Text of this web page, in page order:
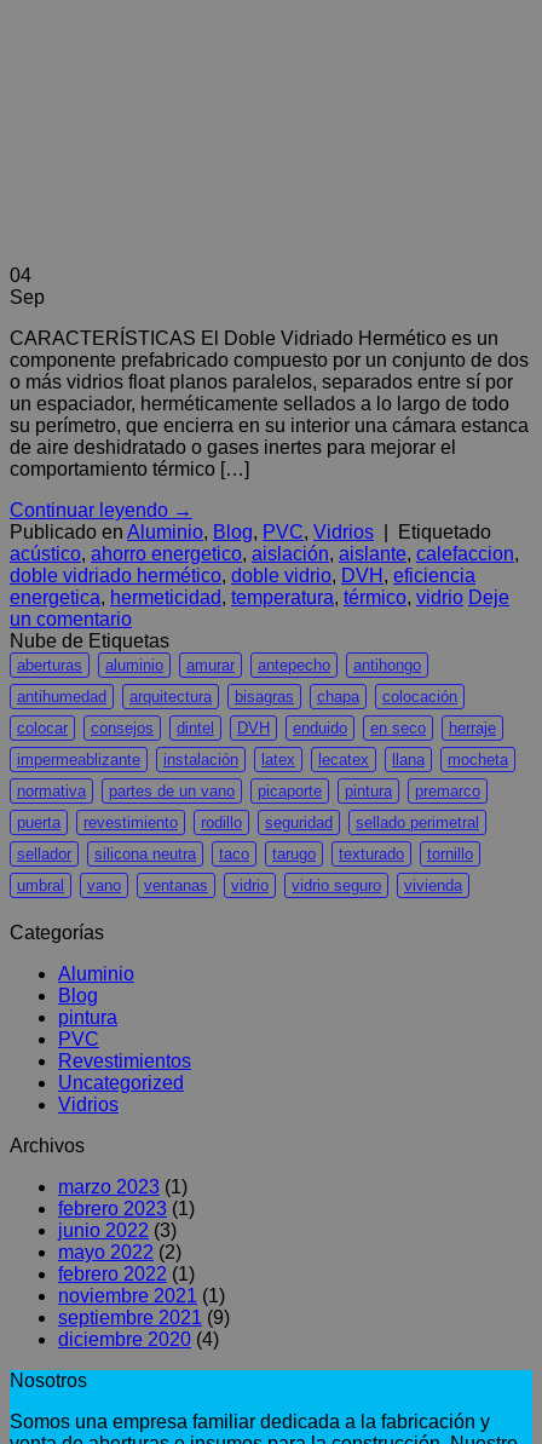
04
Sep
CARACTERÍSTICAS El Doble Vidriado Hermético es un
componente prefabricado compuesto por un conjunto de dos
o más vidrios float planos paralelos, separados entre sí por
un espaciador, herméticamente sellados a lo largo de todo
su perímetro, que encierra en su interior una cámara estanca
de aire deshidratado o gases inertes para mejorar el
comportamiento térmico […]
Continuar leyendo →
Publicado en Aluminio, Blog, PVC, Vidrios
Etiquetado
acústico, ahorro energetico, aislación, aislante, calefaccion,
doble vidriado hermético, doble vidrio, DVH , eficiencia
energetica, hermeticidad, temperatura, térmico, vidrio Deje
un comentario
Nube de Etiquetas
aberturas aluminio amurar antepecho
antihongo
antihumedad
arquitectura bisagras chapa
colocación
colocar
consejos dintel DVH enduido en seco
herraje
impermeablizante
instalación latex lecatex llana
mocheta
normativa
partes de un vano picaporte pintura
premarco
puerta
revestimiento rodillo seguridad
sellado perimetral
sellador
silicona neutra taco tarugo texturado
tornillo
umbral
vano ventanas vidrio vidrio seguro vivienda
Categorías
Aluminio
Blog
pintura
PVC
Revestimientos
Uncategorized
Vidrios
Archivos
marzo 2023 (1)
febrero 2023 (1)
junio 2022 (3)
mayo 2022 (2)
febrero 2022 (1)
noviembre 2021 (1)
septiembre 2021 (9)
diciembre 2020 (4)
Nosotros
Somos una empresa familiar dedicada a la fabricación y